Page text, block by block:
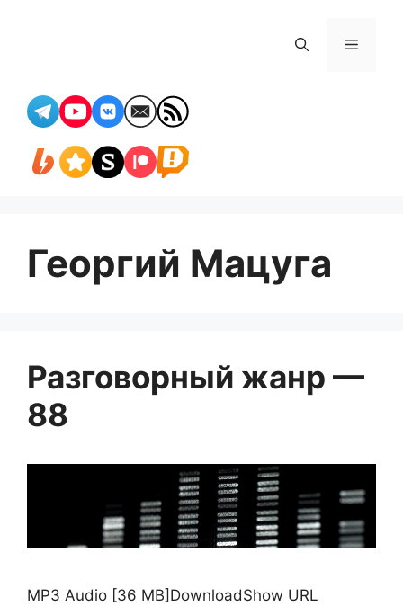
Меню
Георгий Мацуга
Разговорный жанр —
88
MP3 Audio [36 MB]DownloadShow URL